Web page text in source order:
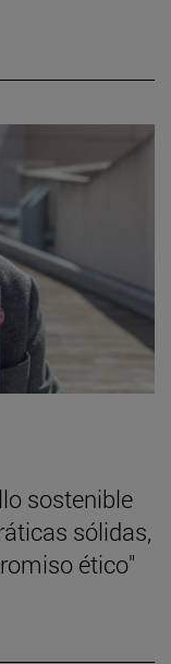
sostenible
sólidas,
ético"